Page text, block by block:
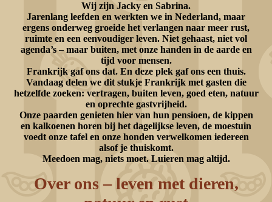
Wij zijn Jacky en Sabrina.
Jarenlang leefden en werkten we in Nederland, maar
ergens onderweg groeide het verlangen naar meer rust,
ruimte en een eenvoudiger leven. Niet gehaast, niet vol
agenda’s – maar buiten, met onze handen in de aarde en
tijd voor mensen.
Frankrijk gaf ons dat. En deze plek gaf ons een thuis.
Vandaag delen we dit stukje Frankrijk met gasten die
hetzelfde zoeken: vertragen, buiten leven, goed eten, natuur
en oprechte gastvrijheid.
Onze paarden genieten hier van hun pensioen, de kippen
en kalkoenen horen bij het dagelijkse leven, de moestuin
voedt onze tafel en onze honden verwelkomen iedereen
alsof je thuiskomt.
Meedoen mag, niets moet. Luieren mag altijd.
Over ons – leven met dieren,